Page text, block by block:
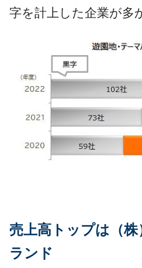
字を計上した企業が多
売上高トップは（
ランド